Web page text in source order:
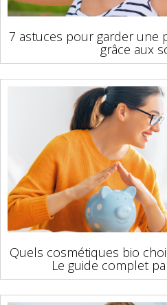
7 astuces pour garder une
grâce aux
Quels cosmétiques bio
Le guide complet